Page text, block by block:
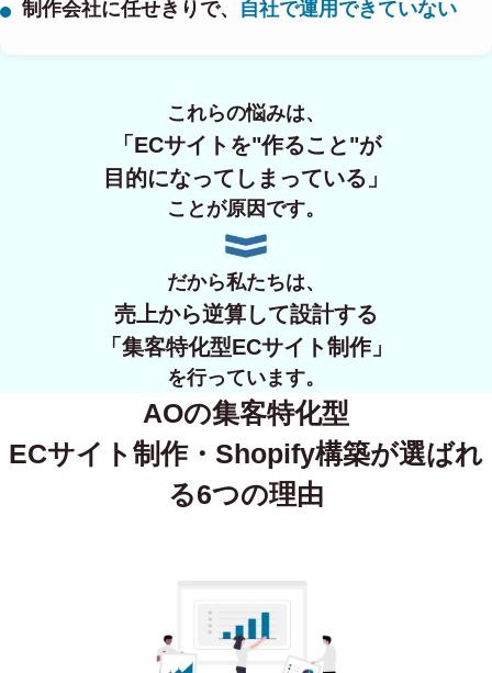
制作会社に任せきりで、 自社で運用できていない
これらの悩みは、
「ECサイトを"作ること"が
目的になってしまっている」
ことが原因です。
だから私たちは、
売上から逆算して設計する
「集客特化型ECサイト制作」
を行っています。
AOの集客特化型
ECサイト制作・Shopify構築が選ばれ
る6つの理由